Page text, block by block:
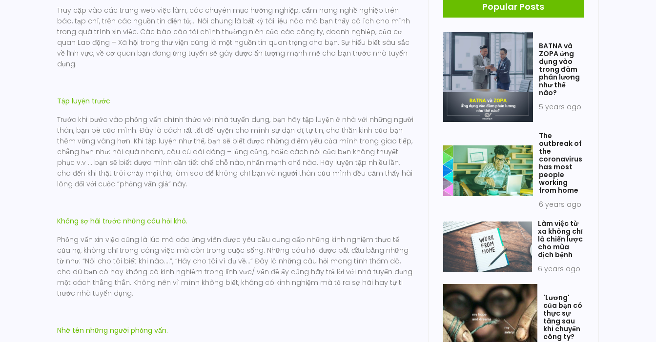
Truy cập vào các trang web việc làm, các chuyên mục hướng nghiệp, cẩm nang nghề nghiệp trên
báo, tạp chí, trên các nguồn tin điện tử,… Nói chung là bất kỳ tài liệu nào mà bạn thấy có ích cho mình
trong quá trình xin việc. Các báo cáo tài chính thường niên của các công ty, doanh nghiệp, của cơ
quan Lao động – Xã hội trong thư viện cũng là một nguồn tin quan trọng cho bạn. Sự hiểu biết sâu sắc
về lĩnh vực, về cơ quan bạn đang ứng tuyển sẽ gây được ấn tượng mạnh mẽ cho bạn trước nhà tuyển
dụng.
Tập luyện trước
Trước khi bước vào phỏng vấn chính thức với nhà tuyển dụng, bạn hãy tập luyện ở nhà với những người
thân, bạn bè của mình. Đây là cách rất tốt để luyện cho mình sự dạn dĩ, tự tin, cho thần kinh của bạn
thêm vững vàng hơn. Khi tập luyện như thế, bạn sẽ biết được những điểm yếu của mình trong giao tiếp,
chẳng hạn như: nói quá nhanh, câu cú dài dòng – lủng củng, hoặc cách nói của bạn không thuyết
phục v.v … bạn sẽ biết được mình cần tiết chế chỗ nào, nhấn mạnh chổ nào. Hãy luyện tập nhiều lần,
cho đến khi thật trôi chảy mọi thứ, làm sao để không chỉ bạn và người thân của mình đều cảm thấy hài
lòng đối với cuộc “phỏng vấn giả” này.
Không sợ hãi trước những câu hỏi khó.
Phỏng vấn xin việc cũng là lúc mà các ứng viên được yêu cầu cung cấp những kinh nghiệm thực tế
của họ, không chỉ trong công việc mà còn trong cuộc sống. Những câu hỏi được bắt đầu bằng những
từ như: “Nói cho tôi biết khi nào….”, “Hãy cho tôi ví dụ về…” Đây là những câu hỏi mang tính thăm dò,
cho dù bạn có hay không có kinh nghiệm trong lĩnh vực/ vấn đề ấy cũng hãy trả lời với nhà tuyển dụng
một cách thẳng thắn. Không nên vì mình không biết, không có kinh nghiệm mà tỏ ra sợ hãi hay tự ti
trước nhà tuyển dụng.
Nhớ tên những người phỏng vấn.
Popular Posts
BATNA và
ZOPA ứng
dụng vào
trong đàm
phán lương
như thế
nào?
5 years ago
The
outbreak of
the
coronavirus
has most
people
working
from home
6 years ago
Làm việc từ
xa không chỉ
là chiến lược
cho mùa
dịch bệnh
6 years ago
'Lương'
của bạn có
thực sự
tăng sau
khi chuyển
công ty?